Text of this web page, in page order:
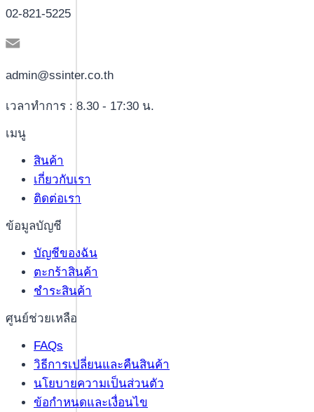
02-821-5225
admin@ssinter.co.th
เวลาทำการ : 8.30 - 17:30 น.
เมนู
สินค้า
เกี่ยวกับเรา
ติดต่อเรา
ข้อมูลบัญชี
บัญชีของฉัน
ตะกร้าสินค้า
ชำระสินค้า
ศูนย์ช่วยเหลือ
FAQs
วิธีการเปลี่ยนและคืนสินค้า
นโยบายความเป็นส่วนตัว
ข้อกำหนดและเงื่อนไข